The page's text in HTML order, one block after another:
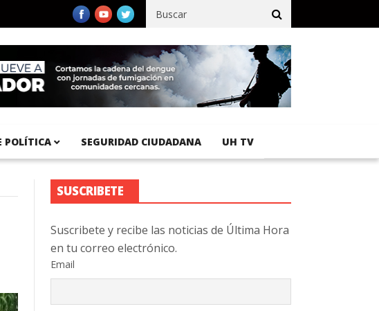
92 % de avance en obras de terracería Aeropuerto Internacional de El
POLÍTICA SEGURIDAD CIUDADANA UH TV
SUSCRIBETE
Suscribete y recibe las noticias de Última Hora
en tu correo electrónico.
Email